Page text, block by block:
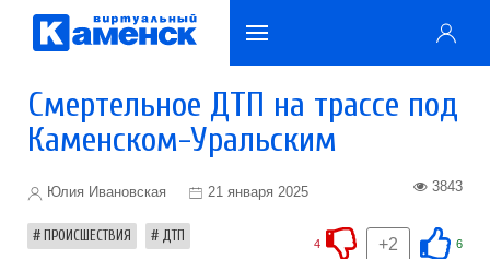
Смертельное ДТП на трассе под
Каменском-Уральским
Юлия Ивановская 21 января 2025 3843
ПРОИСШЕСТВИЯ ДТП 6
+2
4